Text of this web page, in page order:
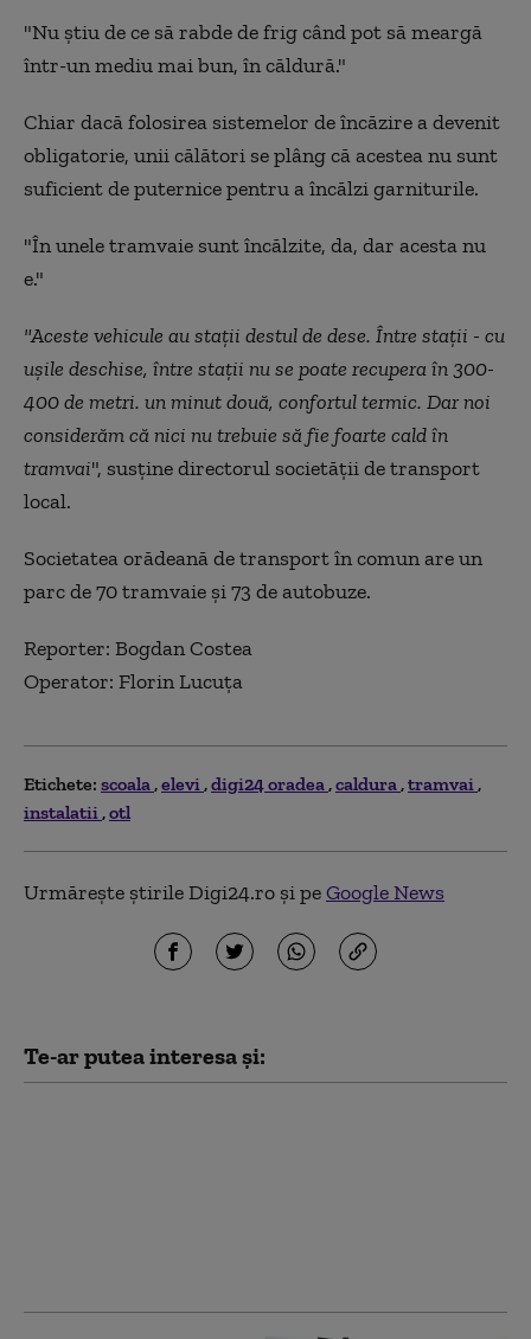
"Nu știu de ce să rabde de frig când pot să meargă
într-un mediu mai bun, în căldură."
Chiar dacă folosirea sistemelor de încăzire a devenit
obligatorie, unii călători se plâng că acestea nu sunt
suficient de puternice pentru a încălzi garniturile.
"În unele tramvaie sunt încălzite, da, dar acesta nu
e."
"Aceste vehicule au stații destul de dese. Între stații - cu
ușile deschise, între stații nu se poate recupera în 300-
400 de metri. un minut două, confortul termic. Dar noi
considerăm că nici nu trebuie să fie foarte cald în
tramvai", susţine directorul societății de transport
local.
Societatea orădeană de transport în comun are un
parc de 70 tramvaie și 73 de autobuze.
Reporter: Bogdan Costea
Operator: Florin Lucuța
Etichete: scoala elevi digi24 oradea caldura tramvai
instalatii otl
Urmărește știrile Digi24.ro și peGoogle News
Te-ar putea interesa și: